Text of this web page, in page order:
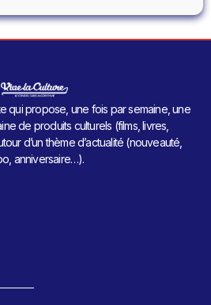
qui propose, une fois par semaine, une
de produits culturels (films, livres,
d’un thème d’actualité (nouveauté,
anniversaire…).